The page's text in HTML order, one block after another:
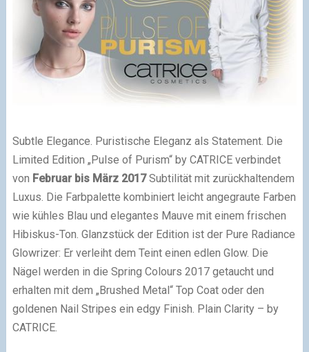
Subtle Elegance. Puristische Eleganz als Statement. Die
Limited Edition „Pulse of Purism“ by CATRICE verbindet
von Februar bis März 2017Subtilität mit zurückhaltendem
Luxus. Die Farbpalette kombiniert leicht angegraute Farben
wie kühles Blau und elegantes Mauve mit einem frischen
Hibiskus-Ton. Glanzstück der Edition ist der Pure Radiance
Glowrizer: Er verleiht dem Teint einen edlen Glow. Die
Nägel werden in die Spring Colours 2017 getaucht und
erhalten mit dem „Brushed Metal“ Top Coat oder den
goldenen Nail Stripes ein edgy Finish. Plain Clarity – by
CATRICE.